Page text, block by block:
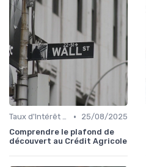
Taux d'Intérêt et Conditions de Crédit •
25/08/2025
Comprendre le plafond de
découvert au Crédit Agricole